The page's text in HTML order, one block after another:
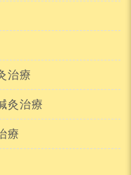
治療
灸治療
療